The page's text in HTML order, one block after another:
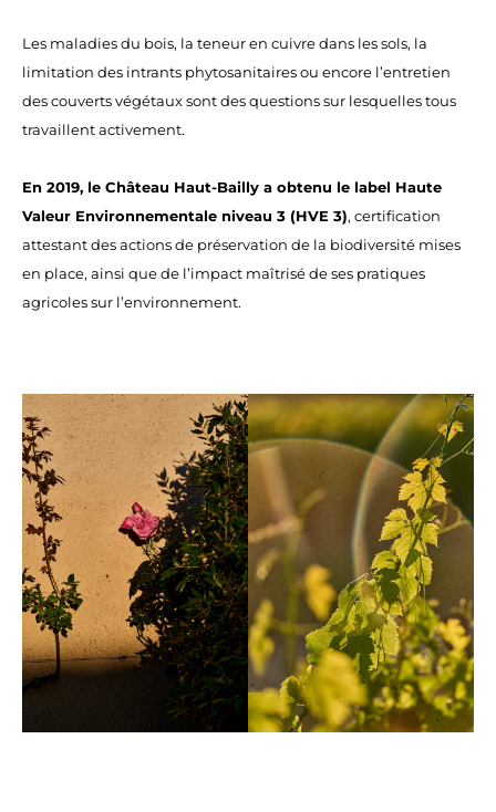
Les maladies du bois, la teneur en cuivre dans les sols, la
limitation des intrants phytosanitaires ou encore l’entretien
des couverts végétaux sont des questions sur lesquelles tous
travaillent activement.
En 2019, le Château Haut-Bailly a obtenu le label Haute
Valeur Environnementale niveau 3 (HVE 3), certification
attestant des actions de préservation de la biodiversité mises
en place, ainsi que de l’impact maîtrisé de ses pratiques
agricoles sur l’environnement.